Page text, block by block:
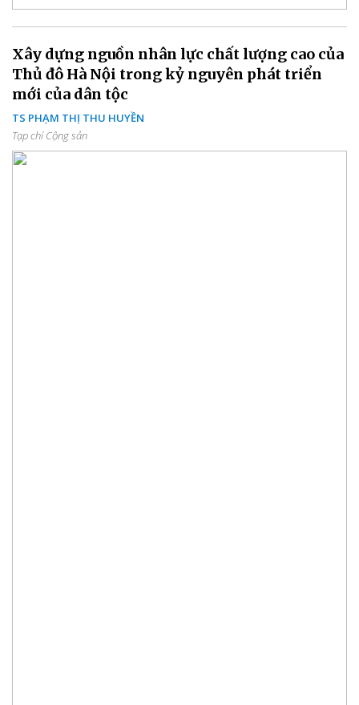
Xây dựng nguồn nhân lực chất lượng cao của
Thủ đô Hà Nội trong kỷ nguyên phát triển
mới của dân tộc
TS PHẠM THỊ THU HUYỀN
Tạp chí Cộng sản